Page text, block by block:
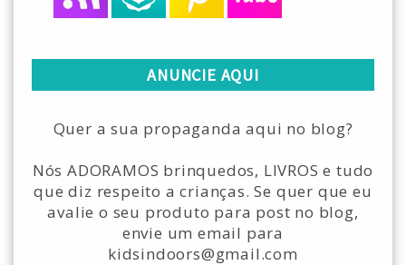
ANUNCIE AQUI
Quer a sua propaganda aqui no blog?
Nós ADORAMOS brinquedos, LIVROS e tudo
que diz respeito a crianças. Se quer que eu
avalie o seu produto para post no blog,
envie um email para
kidsindoors@gmail.com